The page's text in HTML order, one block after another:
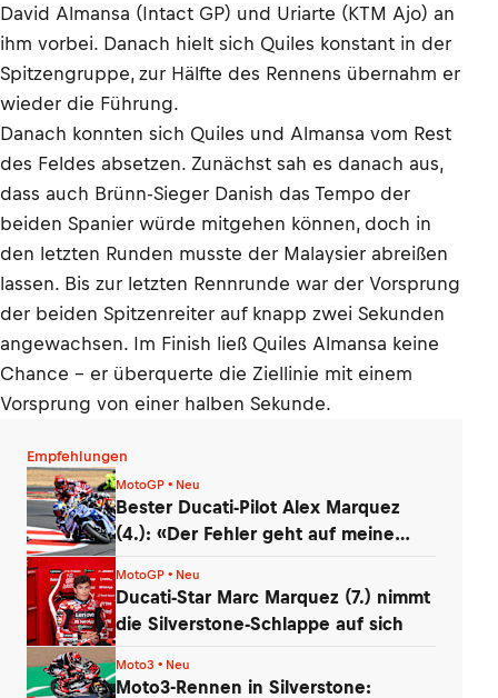
David Almansa (Intact GP) und Uriarte (KTM Ajo) an
ihm vorbei. Danach hielt sich Quiles konstant in der
Spitzengruppe, zur Hälfte des Rennens übernahm er
wieder die Führung.
Danach konnten sich Quiles und Almansa vom Rest
des Feldes absetzen. Zunächst sah es danach aus,
dass auch Brünn-Sieger Danish das Tempo der
beiden Spanier würde mitgehen können, doch in
den letzten Runden musste der Malaysier abreißen
lassen. Bis zur letzten Rennrunde war der Vorsprung
der beiden Spitzenreiter auf knapp zwei Sekunden
angewachsen. Im Finish ließ Quiles Almansa keine
Chance – er überquerte die Ziellinie mit einem
Vorsprung von einer halben Sekunde.
Empfehlungen
MotoGP • Neu
Bester Ducati-Pilot Alex Marquez
(4.): «Der Fehler geht auf meine
MotoGP • Neu
Ducati-Star Marc Marquez (7.) nimmt
die Silverstone-Schlappe auf sich
Moto3 • Neu
Moto3-Rennen in Silverstone: